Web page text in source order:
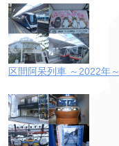
区間阿呆列車 ～2022年～